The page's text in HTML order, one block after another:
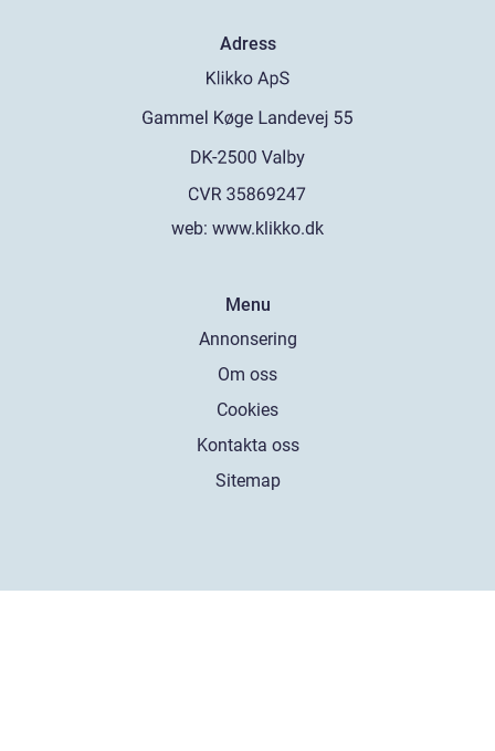
Adress
web: www.klikko.dk
Menu
Annonsering
Om oss
Cookies
Kontakta oss
Sitemap